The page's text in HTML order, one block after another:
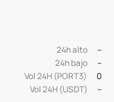
24h alto
--
24h bajo
--
Vol 24H (PORT3)
0
Vol 24H (USDT)
--